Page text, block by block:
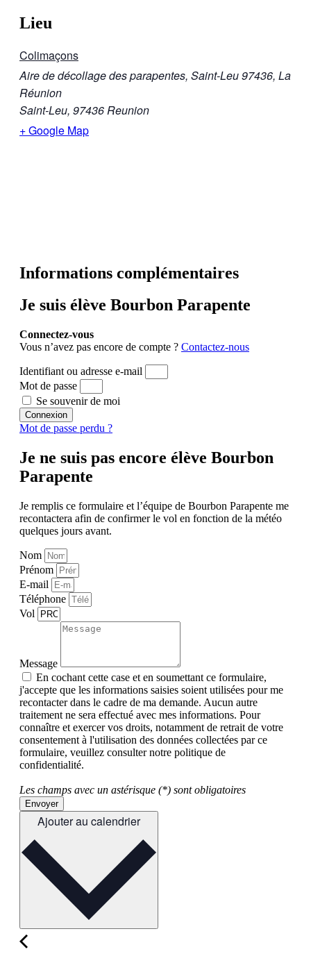
Lieu
Colimaçons
Aire de décollage des parapentes, Saint-Leu 97436, La
Réunion
Saint-Leu, 97436Reunion
+ Google Map
Informations complémentaires
Je suis élève Bourbon Parapente
Connectez-vous
Vous n’avez pas encore de compte ? Contactez-nous
Identifiant ou adresse e-mail
Mot de passe
Se souvenir de moi
Connexion
Mot de passe perdu ?
Je ne suis pas encore élève Bourbon
Parapente
Je remplis ce formulaire et l’équipe de Bourbon Parapente me
recontactera afin de confirmer le vol en fonction de la météo
quelques jours avant.
Nom
Prénom
E-mail
Téléphone
Vol
Message
En cochant cette case et en soumettant ce formulaire,
j'accepte que les informations saisies soient utilisées pour me
recontacter dans le cadre de ma demande. Aucun autre
traitement ne sera effectué avec mes informations. Pour
connaître et exercer vos droits, notamment de retrait de votre
consentement à l'utilisation des données collectées par ce
formulaire, veuillez consulter notre politique de
confidentialité.
Les champs avec un astérisque (*) sont obligatoires
Envoyer
Ajouter au calendrier